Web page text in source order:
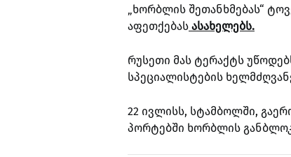
„ხორბლის შეთანხმებას“
აფეთქებას ასახელებს.
რუსეთი მას ტერაქტს
სპეციალისტების
22 ივლისს, სტამბოლში,
პორტებში ხორბლის